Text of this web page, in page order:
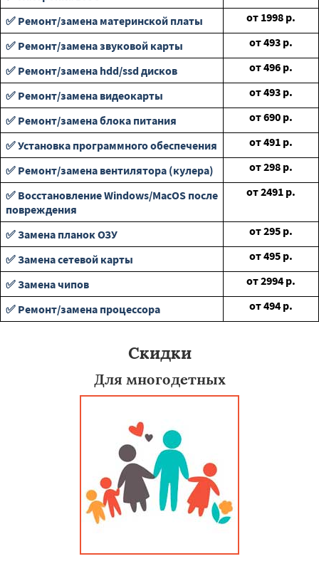
✅ Ремонт/замена материнской платы
от 1998 р.
✅ Ремонт/замена звуковой карты
от493 р.
✅ Ремонт/замена hdd/ssd дисков
от496 р.
✅ Ремонт/замена видеокарты
от493 р.
✅ Ремонт/замена блока питания
от690 р.
✅ Установка программного обеспечения
от491 р.
✅ Ремонт/замена вентилятора (кулера)
от298 р.
✅ Восстановление Windows/MacOS после
повреждения
от2491 р.
✅ Замена планок ОЗУ от295 р.
✅ Замена сетевой карты
от495 р.
✅ Замена чипов
от2994 р.
✅ Ремонт/замена процессора
от494 р.
Скидки
Для многодетных